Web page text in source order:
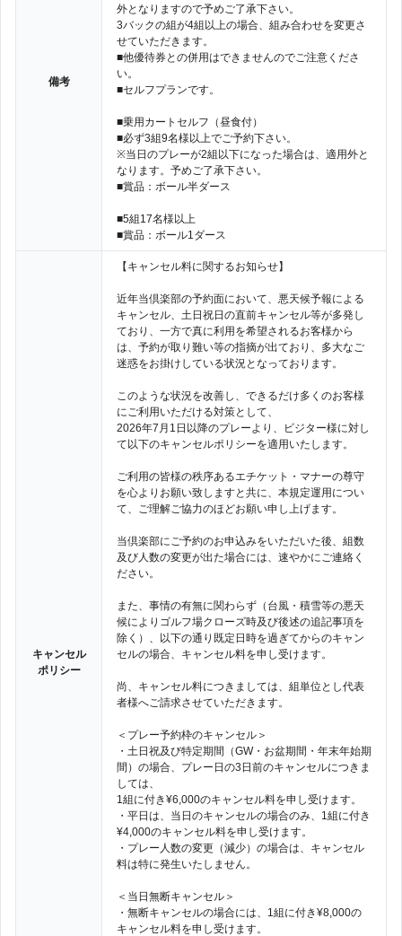
備考
外となりますので予めご了承下さい。
3バックの組が4組以上の場合、組み合わせを変更さ
せていただきます。
■他優待券との併用はできませんのでご注意くださ
い。
■セルフプランです。
■乗用カートセルフ（昼食付）
■必ず3組9名様以上でご予約下さい。
※当日のプレーが2組以下になった場合は、適用外と
なります。予めご了承下さい。
■賞品：ボール半ダース
■5組17名様以上
■賞品：ボール1ダース
キャンセル
ポリシー
【キャンセル料に関するお知らせ】
近年当倶楽部の予約面において、悪天候予報による
キャンセル、土日祝日の直前キャンセル等が多発し
ており、一方で真に利用を希望されるお客様から
は、予約が取り難い等の指摘が出ており、多大なご
迷惑をお掛けしている状況となっております。
このような状況を改善し、できるだけ多くのお客様
にご利用いただける対策として、
2026年7月1日以降のプレーより、ビジター様に対し
て以下のキャンセルポリシーを適用いたします。
ご利用の皆様の秩序あるエチケット・マナーの尊守
を心よりお願い致しますと共に、本規定運用につい
て、ご理解ご協力のほどお願い申し上げます。
当倶楽部にご予約のお申込みをいただいた後、組数
及び人数の変更が出た場合には、速やかにご連絡く
ださい。
また、事情の有無に関わらず（台風・積雪等の悪天
候によりゴルフ場クローズ時及び後述の追記事項を
除く）、以下の通り既定日時を過ぎてからのキャン
セルの場合、キャンセル料を申し受けます。
尚、キャンセル料につきましては、組単位とし代表
者様へご請求させていただきます。
＜プレー予約枠のキャンセル＞
・土日祝及び特定期間（GW・お盆期間・年末年始期
間）の場合、プレー日の3日前のキャンセルにつきま
しては、
1組に付き¥6,000のキャンセル料を申し受けます。
・平日は、当日のキャンセルの場合のみ、1組に付き
¥4,000のキャンセル料を申し受けます。
・プレー人数の変更（減少）の場合は、キャンセル
料は特に発生いたしません。
＜当日無断キャンセル＞
・無断キャンセルの場合には、1組に付き¥8,000の
キャンセル料を申し受けます。